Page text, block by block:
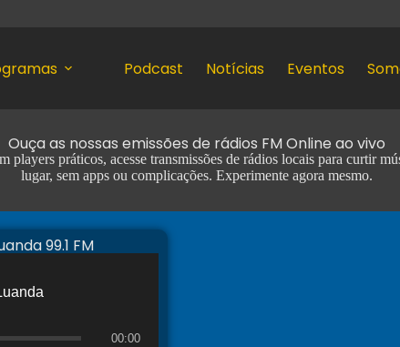
Podcast Notícias Eventos
Ouça as nossas emissões de rádios FM Online ao vivo
práticos, acesse transmissões de rádios locais para curtir
lugar, sem apps ou complicações. Experimente agora mesmo.
99.1 FM
00:00